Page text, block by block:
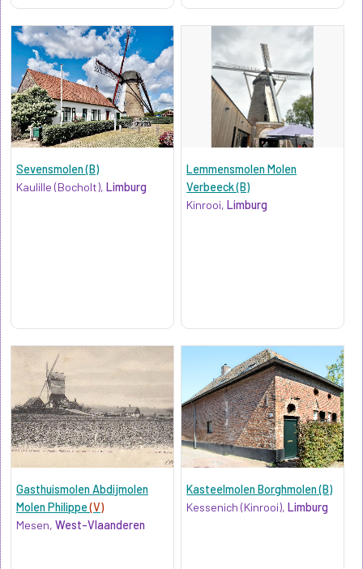
Sevensmolen (B)
Kaulille (Bocholt), Limburg
Lemmensmolen Molen
Verbeeck (B)
Kinrooi,Limburg
Gasthuismolen Abdijmolen
Molen Philippe(V)
Mesen, West-Vlaanderen
Kasteelmolen Borghmolen (B)
Kessenich (Kinrooi),Limburg